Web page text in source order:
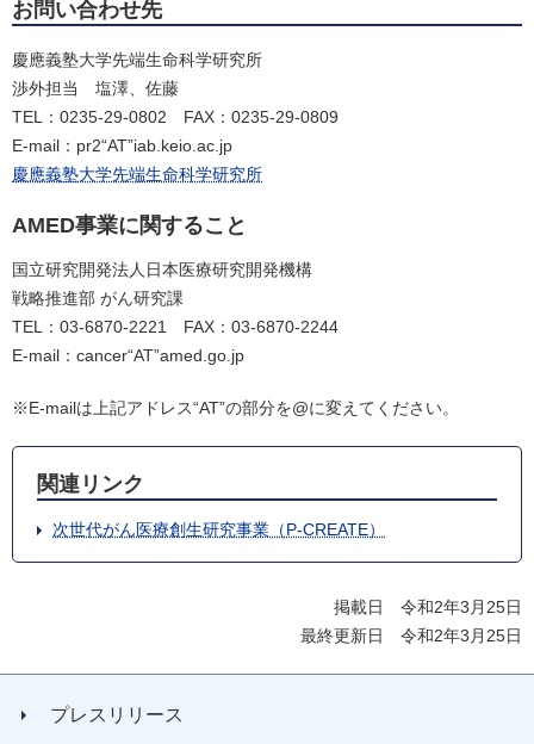
お問い合わせ先
慶應義塾大学先端生命科学研究所
渉外担当 塩澤、佐藤
TEL：0235-29-0802 FAX：0235-29-0809
E-mail：pr2“AT”iab.keio.ac.jp
慶應義塾大学先端生命科学研究所
AMED事業に関すること
国立研究開発法人日本医療研究開発機構
戦略推進部 がん研究課
TEL：03-6870-2221 FAX：03-6870-2244
E-mail：cancer“AT”amed.go.jp
※E-mailは上記アドレス“AT”の部分を@に変えてください。
関連リンク
次世代がん医療創生研究事業（P-CREATE）
掲載日 令和2年3月25日
最終更新日 令和2年3月25日
プレスリリース